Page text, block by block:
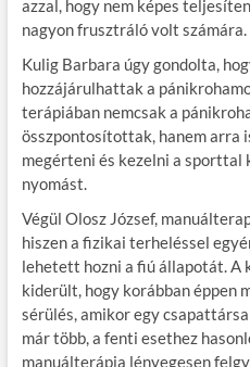
azzal, hogy nem képes
nagyon frusztráló volt számára.
Kulig Barbara úgy gondolta,
hozzájárulhattak a
terápiában nemcsak a
összpontosítottak, hanem arra
megérteni és kezelni a sporttal
nyomást.
Végül Olosz József,
hiszen a fizikai terheléssel
lehetett hozni a fiú állapotát. A
kiderült, hogy korábban éppen
sérülés, amikor egy
már több, a fenti esethez
manuálterápia lényegesen